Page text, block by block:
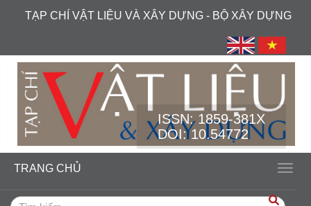
##plugins.themes.academic_free.accessible_menu.label##
##plugins.themes.academic_free.accessible_menu.sidebar##
TẠP CHÍ VẬT LIỆU VÀ XÂY DỰNG - BỘ XÂY DỰNG
ISSN:1859-381X
DOI: 10.54772
TRANG CHỦ